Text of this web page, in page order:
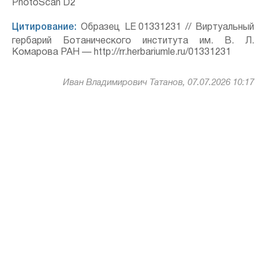
PhotoScan D2
Цитирование: Образец LE 01331231 // Виртуальный
гербарий Ботанического института им. В. Л.
Комарова РАН — http://rr.herbariumle.ru/01331231
Иван Владимирович Татанов, 07.07.2026 10:17